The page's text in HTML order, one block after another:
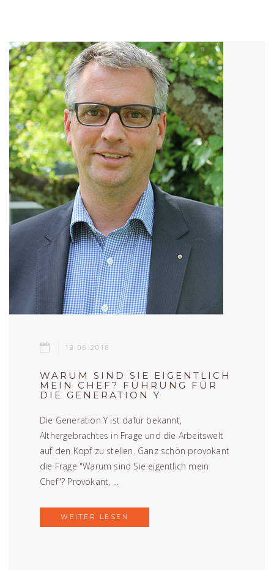
13.06.2018
WARUM SIND SIE EIGENTLICH
MEIN CHEF? FÜHRUNG FÜR
DIE GENERATION Y
Die Generation Y ist dafür bekannt,
Althergebrachtes in Frage und die Arbeitswelt
auf den Kopf zu stellen. Ganz schön provokant
die Frage "Warum sind Sie eigentlich mein
Chef"? Provokant, ...
WEITER LESEN